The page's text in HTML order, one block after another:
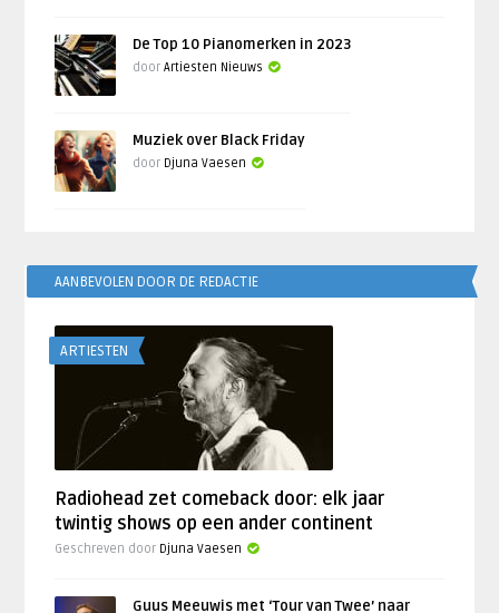
De Top 10 Pianomerken in 2023
doorArtiesten Nieuws
Muziek over Black Friday
door Djuna Vaesen
AANBEVOLEN DOOR DE REDACTIE
ARTIESTEN
Radiohead zet comeback door: elk jaar
twintig shows op een ander continent
Geschreven door Djuna Vaesen
Guus Meeuwis met ‘Tour van Twee’ naar